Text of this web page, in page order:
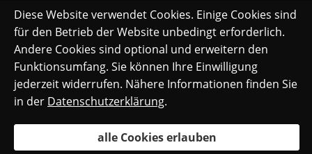
Diese Website verwendet Cookies. Einige Cookies sind
für den Betrieb der Website unbedingt erforderlich.
Andere Cookies sind optional und erweitern den
Funktionsumfang. Sie können Ihre Einwilligung
jederzeit widerrufen. Nähere Informationen finden Sie
in der Datenschutzerklärung.
alle Cookies erlauben